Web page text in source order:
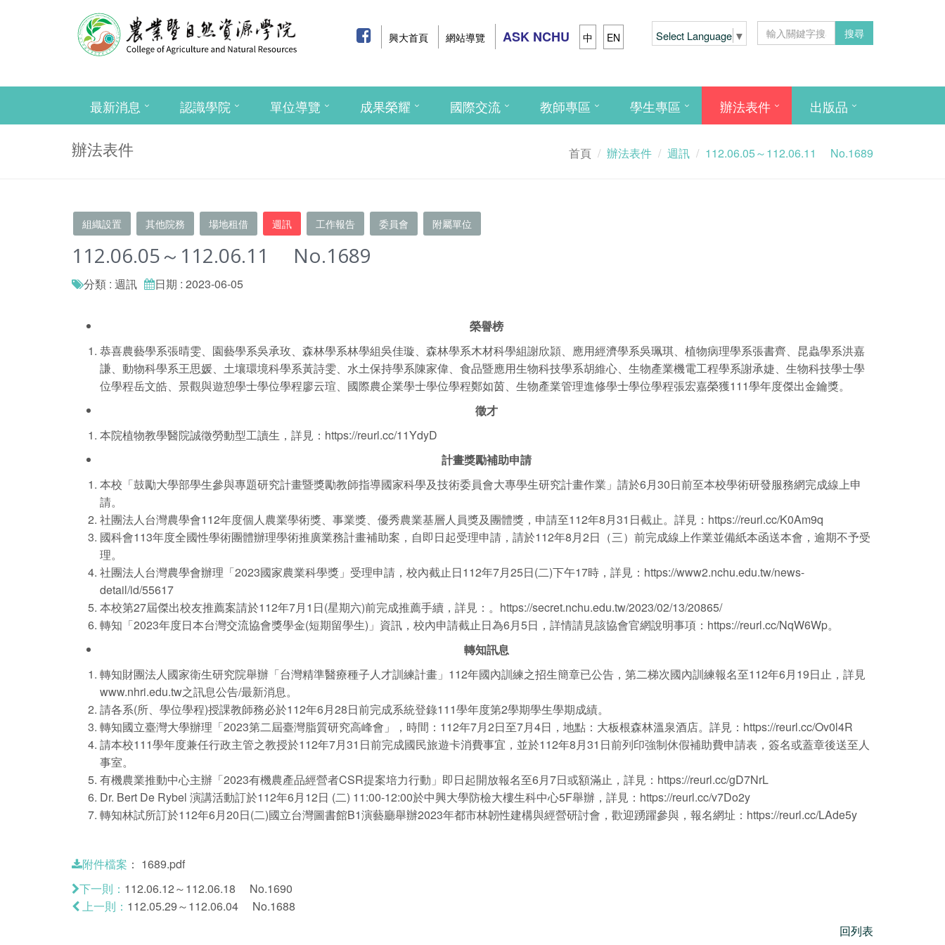
興大首頁 網站導覽 ASK NCHU 中 EN Select Language ▼ 搜尋
最新消息 認識學院 單位導覽 成果榮耀 國際交流 教師專區 學生專區 辦法表件 出版品
辦法表件 首頁 辦法表件 週訊 112.06.05～112.06.11 No.1689
組織設置 其他院務 場地租借 週訊 工作報告 委員會 附屬單位
112.06.05～112.06.11 No.1689
分類 : 週訊 日期 : 2023-06-05
榮譽榜
恭喜農藝學系張晴雯、園藝學系吳承玫、森林學系林學組吳佳璇、森林學系木材科學組謝欣頴、應用經濟學系吳珮琪、植物病理學系張書齊、昆蟲學系洪嘉
謙、動物科學系王思媛、土壤環境科學系黃詩雯、水土保持學系陳家偉、食品暨應用生物科技學系胡維心、生物產業機電工程學系謝承婕、生物科技學士學
位學程岳文皓、景觀與遊憩學士學位學程廖云瑄、國際農企業學士學位學程鄭如茵、生物產業管理進修學士學位學程張宏嘉榮獲111學年度傑出金鑰獎。
徵才
本院植物教學醫院誠徵勞動型工讀生，詳見：https://reurl.cc/11YdyD
計畫獎勵補助申請
本校「鼓勵大學部學生參與專題研究計畫暨獎勵教師指導國家科學及技術委員會大專學生研究計畫作業」請於6月30日前至本校學術研發服務網完成線上申
請。
社團法人台灣農學會112年度個人農業學術獎、事業獎、優秀農業基層人員獎及團體獎，申請至112年8月31日截止。詳見： https://reurl.cc/K0Am9q
國科會113年度全國性學術團體辦理學術推廣業務計畫補助案，自即日起受理申請，請於112年8月2日（三）前完成線上作業並備紙本函送本會，逾期不予受
理。
社團法人台灣農學會辦理「2023國家農業科學獎」受理申請，校內截止日112年7月25日(二)下午17時，詳見：https://www2.nchu.edu.tw/news-
detail/id/55617
本校第27屆傑出校友推薦案請於112年7月1日(星期六)前完成推薦手續，詳見：。https://secret.nchu.edu.tw/2023/02/13/20865/
轉知「2023年度日本台灣交流協會獎學金(短期留學生)」資訊，校內申請截止日為6月5日，詳情請見該協會官網說明事項： https://reurl.cc/NqW6Wp。
轉知訊息
轉知財團法人國家衛生研究院舉辦「台灣精準醫療種子人才訓練計畫」112年國內訓練之招生簡章已公告，第二梯次國內訓練報名至112年6月19日止，詳見
www.nhri.edu.tw之訊息公告/最新消息。
請各系(所、學位學程)授課教師務必於112年6月28日前完成系統登錄111學年度第2學期學生學期成績。
轉知國立臺灣大學辦理「2023第二屆臺灣脂質研究高峰會」，時間：112年7月2日至7月4日，地點：大板根森林溫泉酒店。詳見：https://reurl.cc/Ov0l4R
請本校111學年度兼任行政主管之教授於112年7月31日前完成國民旅遊卡消費事宜，並於112年8月31日前列印強制休假補助費申請表，簽名或蓋章後送至人
事室。
有機農業推動中心主辦「2023有機農產品經營者CSR提案培力行動」即日起開放報名至6月7日或額滿止，詳見： https://reurl.cc/gD7NrL
Dr. Bert De Rybel 演講活動訂於112年6月12日 (二) 11:00-12:00於中興大學防檢大樓生科中心5F舉辦，詳見：https://reurl.cc/v7Do2y
轉知林試所訂於112年6月20日(二)國立台灣圖書館B1演藝廳舉辦2023年都市林韌性建構與經營研討會，歡迎踴躍參與，報名網址：https://reurl.cc/LAde5y
附件檔案 ： 1689.pdf
下一則： 112.06.12～112.06.18 No.1690
上一則： 112.05.29～112.06.04 No.1688
回列表